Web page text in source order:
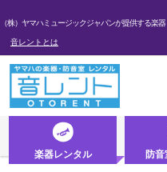
（株）ヤマハミュージックジャパンが提供する楽
音レントとは
ログイン・マイページ
楽器レンタル 防音